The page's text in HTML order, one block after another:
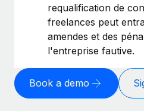
requalification de
freelances peut
amendes et des
l'entreprise fautive.
Book a demo